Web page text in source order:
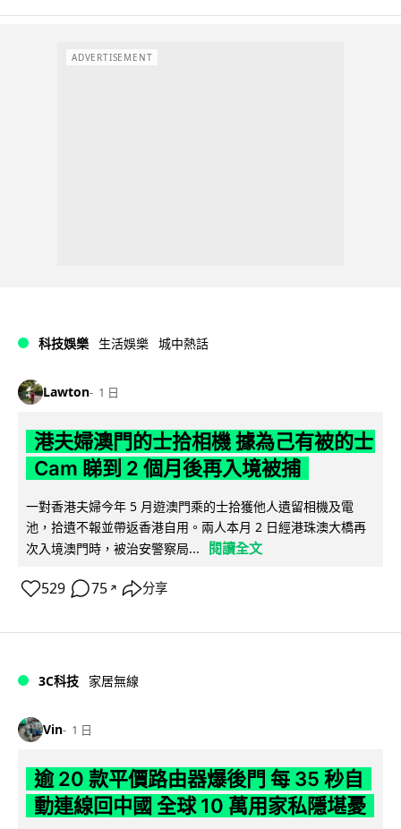
ADVERTISEMENT
科技娛樂 生活娛樂 城中熱話
Lawton 1 日
港夫婦澳門的士拾相機 據為己有被的士
Cam 睇到 2 個月後再入境被捕
一對香港夫婦今年 5 月遊澳門乘的士拾獲他人遺留相機及電
池，拾遺不報並帶返香港自用。兩人本月 2 日經港珠澳大橋再
次入境澳門時，被治安警察局...
閱讀全文
529 75 ↗ 分享
3C科技 家居無線
Vin 1 日
逾 20 款平價路由器爆後門 每 35 秒自
動連線回中國 全球 10 萬用家私隱堪憂